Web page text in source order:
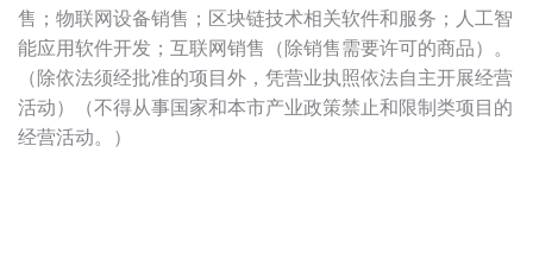
售；物联网设备销售；区块链技术相关软件和服务；人工智
能应用软件开发；互联网销售（除销售需要许可的商品）。
（除依法须经批准的项目外，凭营业执照依法自主开展经营
活动）（不得从事国家和本市产业政策禁止和限制类项目的
经营活动。）